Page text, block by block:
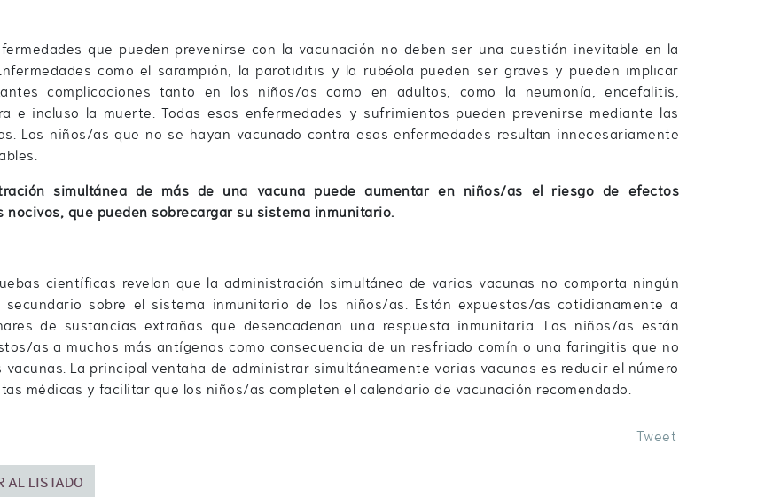
que pueden prevenirse con la vacunación no deben ser una cuestión inevitable en la
como el sarampión, la parotiditis y la rubéola pueden ser graves y pueden implicar
complicaciones tanto en los niños/as como en adultos, como la neumonía, encefalitis,
e incluso la muerte. Todas esas enfermedades y sufrimientos pueden prevenirse mediante las
Los niños/as que no se hayan vacunado contra esas enfermedades resultan innecesariamente
simultánea de más de una vacuna puede aumentar en niños/as el riesgo de efectos
nocivos, que pueden sobrecargar su sistema inmunitario.
científicas revelan que la administración simultánea de varias vacunas no comporta ningún
sobre el sistema inmunitario de los niños/as. Están expuestos/as cotidianamente a
de sustancias extrañas que desencadenan una respuesta inmunitaria. Los niños/as están
as a muchos más antígenos como consecuencia de un resfriado comín o una faringitis que no
vacunas. La principal ventaha de administrar simultáneamente varias vacunas es reducir el número
médicas y facilitar que los niños/as completen el calendario de vacunación recomendado.
Tweet
AL LISTADO